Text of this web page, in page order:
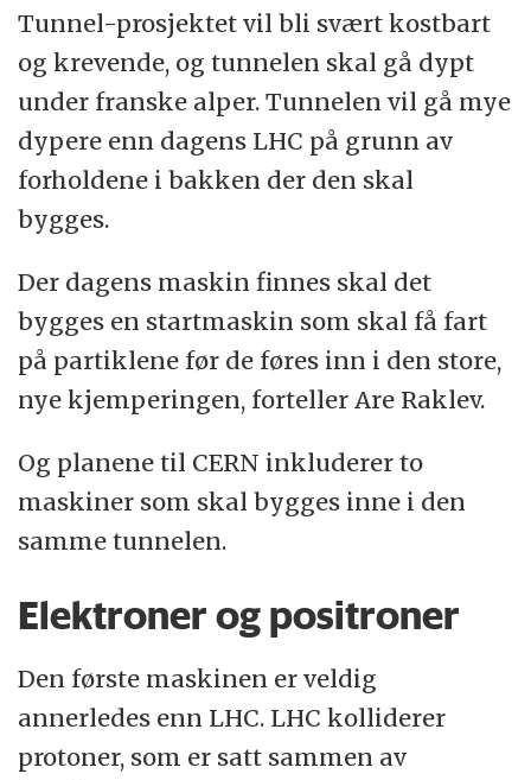
Tunnel-prosjektet vil bli svært kostbart
og krevende, og tunnelen skal gå dypt
under franske alper. Tunnelen vil gå mye
dypere enn dagens LHC på grunn av
forholdene i bakken der den skal
bygges.
Der dagens maskin finnes skal det
bygges en startmaskin som skal få fart
på partiklene før de føres inn i den store,
nye kjemperingen, forteller Are Raklev.
Og planene til CERN inkluderer to
maskiner som skal bygges inne i den
samme tunnelen.
Elektroner og positroner
Den første maskinen er veldig
annerledes enn LHC. LHC kolliderer
protoner, som er satt sammen av